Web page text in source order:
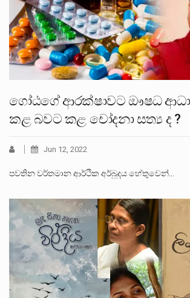
ගෝඨගේ ආරක්ෂාවට ඖෂධ
කළ බවට කළ චෝදනා සත්‍ය ද ?
Jun 12, 2022
පවතින වර්තමාන ආර්ථික අර්බුදය හේතුවෙන්…